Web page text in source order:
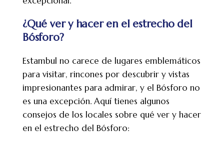
¿Qué ver y hacer en el estrecho del
Bósforo?
Estambul no carece de lugares emblemáticos
para visitar, rincones por descubrir y vistas
impresionantes para admirar, y el Bósforo no
es una excepción. Aquí tienes algunos
consejos de los locales sobre qué ver y hacer
en el estrecho del Bósforo: